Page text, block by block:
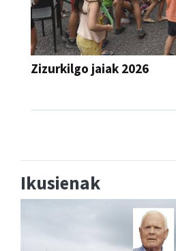
Zizurkilgo jaiak 2026